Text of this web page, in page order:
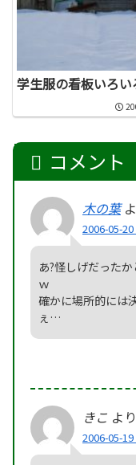
学生服の看板いろい
コメント
木の葉
2006-05-
あ?怪しげだった
ｗ
確かに場所的には
ぇ…
きこ よ
2006-05-19